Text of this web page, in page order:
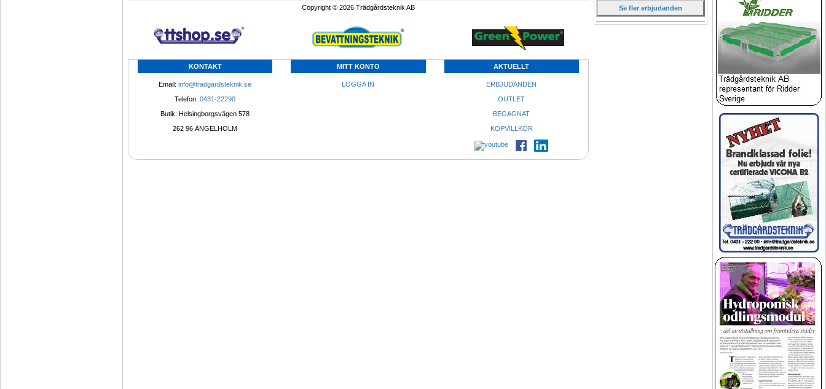
Se fler erbjudanden
Copyright © 2026 Trädgårdsteknik AB
KONTAKT
Email: info@tradgardsteknik.se
Telefon: 0431-22290
Butik: Helsingborgsvägen 578
262 96 ÄNGELHOLM
MITT KONTO
LOGGA IN
AKTUELLT
ERBJUDANDEN
OUTLET
BEGAGNAT
KÖPVILLKOR